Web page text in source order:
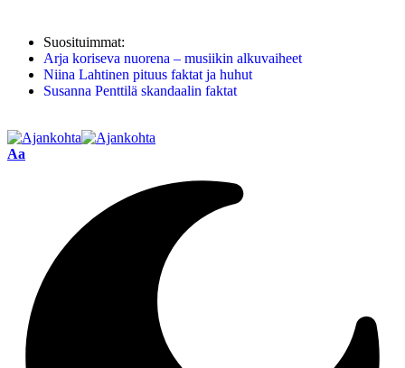
Suosituimmat:
Arja koriseva nuorena – musiikin alkuvaiheet
Niina Lahtinen pituus faktat ja huhut
Susanna Penttilä skandaalin faktat
Aa